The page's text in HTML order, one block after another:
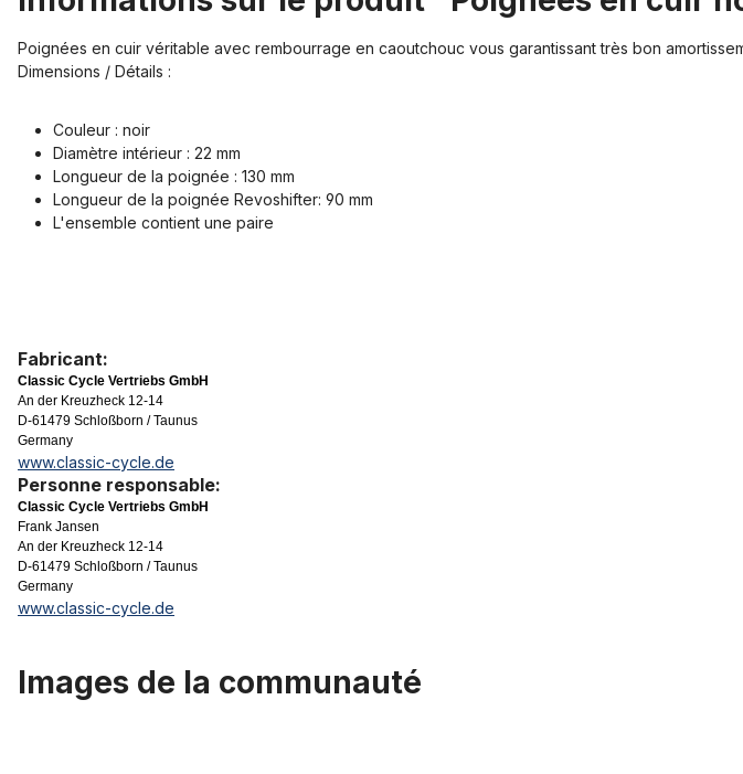
Poignées en cuir véritable avec rembourrage en caoutchouc vous garantissant très bon
Dimensions / Détails :
Couleur : noir
Diamètre intérieur : 22 mm
Longueur de la poignée : 130 mm
Longueur de la poignée Revoshifter: 90 mm
L'ensemble contient une paire
Fabricant:
Classic Cycle Vertriebs GmbH
An der Kreuzheck 12-14
D-61479 Schloßborn / Taunus
Germany
www.classic-cycle.de
Personne responsable:
Classic Cycle Vertriebs GmbH
Frank Jansen
An der Kreuzheck 12-14
D-61479 Schloßborn / Taunus
Germany
www.classic-cycle.de
Images de la communauté